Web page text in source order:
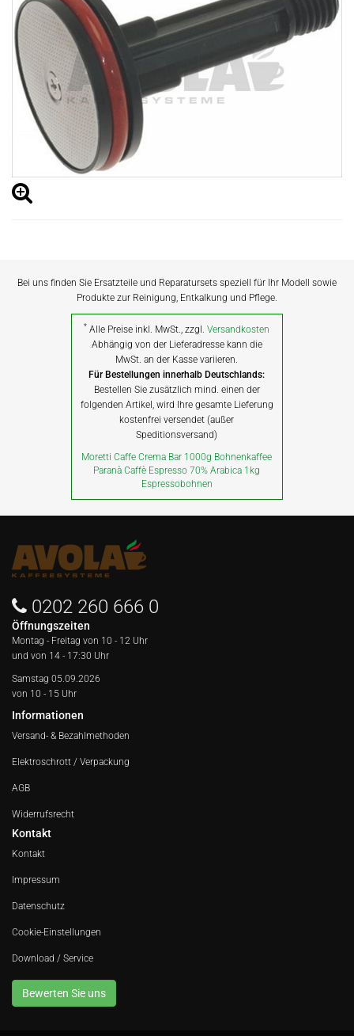
Bei uns finden Sie Ersatzteile und Reparatursets speziell für Ihr Modell sowie
Produkte zur Reinigung, Entkalkung und Pflege.
* Alle Preise inkl. MwSt., zzgl.Versandkosten
Abhängig von der Lieferadresse kann die
MwSt. an der Kasse variieren.
Für Bestellungen innerhalb Deutschlands:
Bestellen Sie zusätzlich mind. einen der
folgenden Artikel, wird Ihre gesamte Lieferung
kostenfrei versendet (außer
Speditionsversand)
Moretti Caffe Crema Bar 1000g Bohnenkaffee
Paranà Caffè Espresso 70% Arabica 1kg
Espressobohnen
0202 260 666 0
Öffnungszeiten
Montag - Freitag von 10 - 12 Uhr
und von 14 - 17:30 Uhr
Samstag 05.09.2026
von 10 - 15 Uhr
Informationen
Versand- & Bezahlmethoden
Elektroschrott / Verpackung
AGB
Widerrufsrecht
Kontakt
Kontakt
Impressum
Datenschutz
Cookie-Einstellungen
Download / Service
Bewerten Sie uns